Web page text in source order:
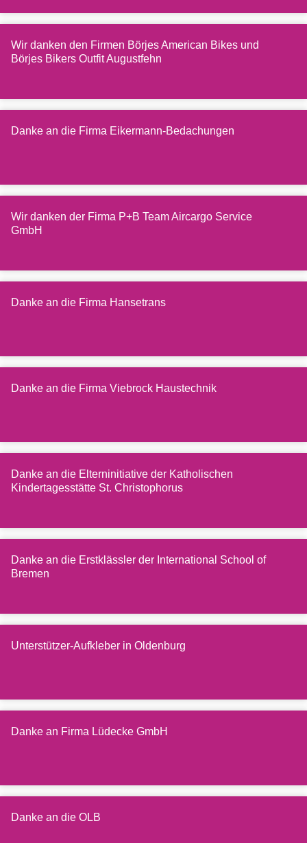
Wir danken den Firmen Börjes American Bikes und
Börjes Bikers Outfit Augustfehn
Danke an die Firma Eikermann-Bedachungen
Wir danken der Firma P+B Team Aircargo Service
GmbH
Danke an die Firma Hansetrans
Danke an die Firma Viebrock Haustechnik
Danke an die Elterninitiative der Katholischen
Kindertagesstätte St. Christophorus
Danke an die Erstklässler der International School of
Bremen
Unterstützer-Aufkleber in Oldenburg
Danke an Firma Lüdecke GmbH
Danke an die OLB